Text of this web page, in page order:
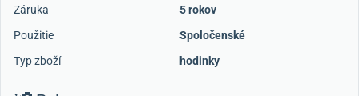
Záruka
5 rokov
Použitie
Spoločenské
Typ zboží
hodinky